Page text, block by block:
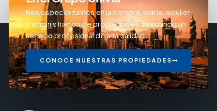
Nos especializamos en la compra, venta, alquiler
y administración de propiedades, brindando un
servicio profesional de alta calidad.
CONOCE NUESTRAS PROPIEDADES